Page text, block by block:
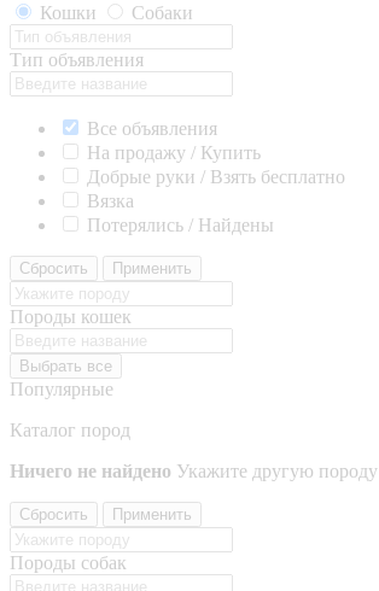
Кошки
Собаки
Тип объявления
Все объявления
На продажу / Купить
Добрые руки / Взять бесплатно
Вязка
Потерялись / Найдены
Сбросить Применить
Породы кошек
Выбрать все
Популярные
Каталог пород
Ничего не найдено Укажите другую породу
Сбросить Применить
Породы собак